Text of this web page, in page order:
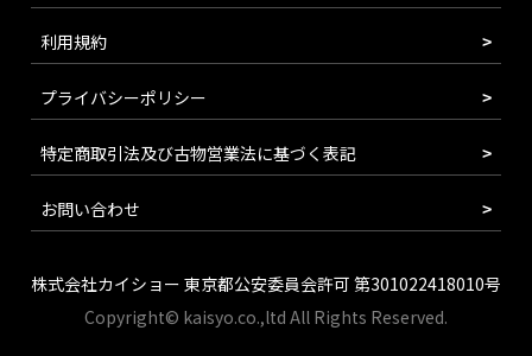
利用規約
プライバシーポリシー
特定商取引法及び古物営業法に基づく表記
お問い合わせ
株式会社カイショー 東京都公安委員会許可 第301022418010号
Copyright© kaisyo.co.,ltd All Rights Reserved.